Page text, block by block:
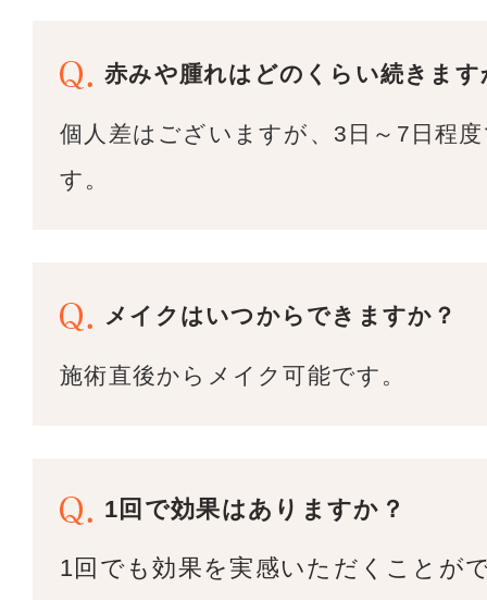
赤みや腫れはどのくらい続きます
個人差はございますが、3日～7日程
す。
メイクはいつからできますか？
施術直後からメイク可能です。
1回で効果はありますか？
1回でも効果を実感いただくことが